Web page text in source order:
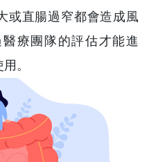
或直腸過窄都會造成風
療團隊的評估才能進
。